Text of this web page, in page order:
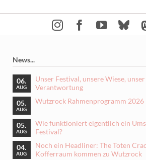
News...
06.
AUG
Unser Festival, unsere Wiese,
Verantwortung
05.
AUG
Wutzrock Rahmenprogramm 2026
05.
AUG
Wie funktioniert eigentlich ein
Festival?
04.
AUG
Noch ein Headliner: The Toten
Kofferraum kommen zu Wutzrock